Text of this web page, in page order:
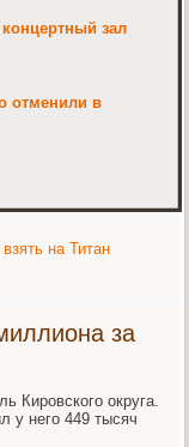
зал
отменили в
на Титан
за
Кировского округа.
у него 449 тысяч